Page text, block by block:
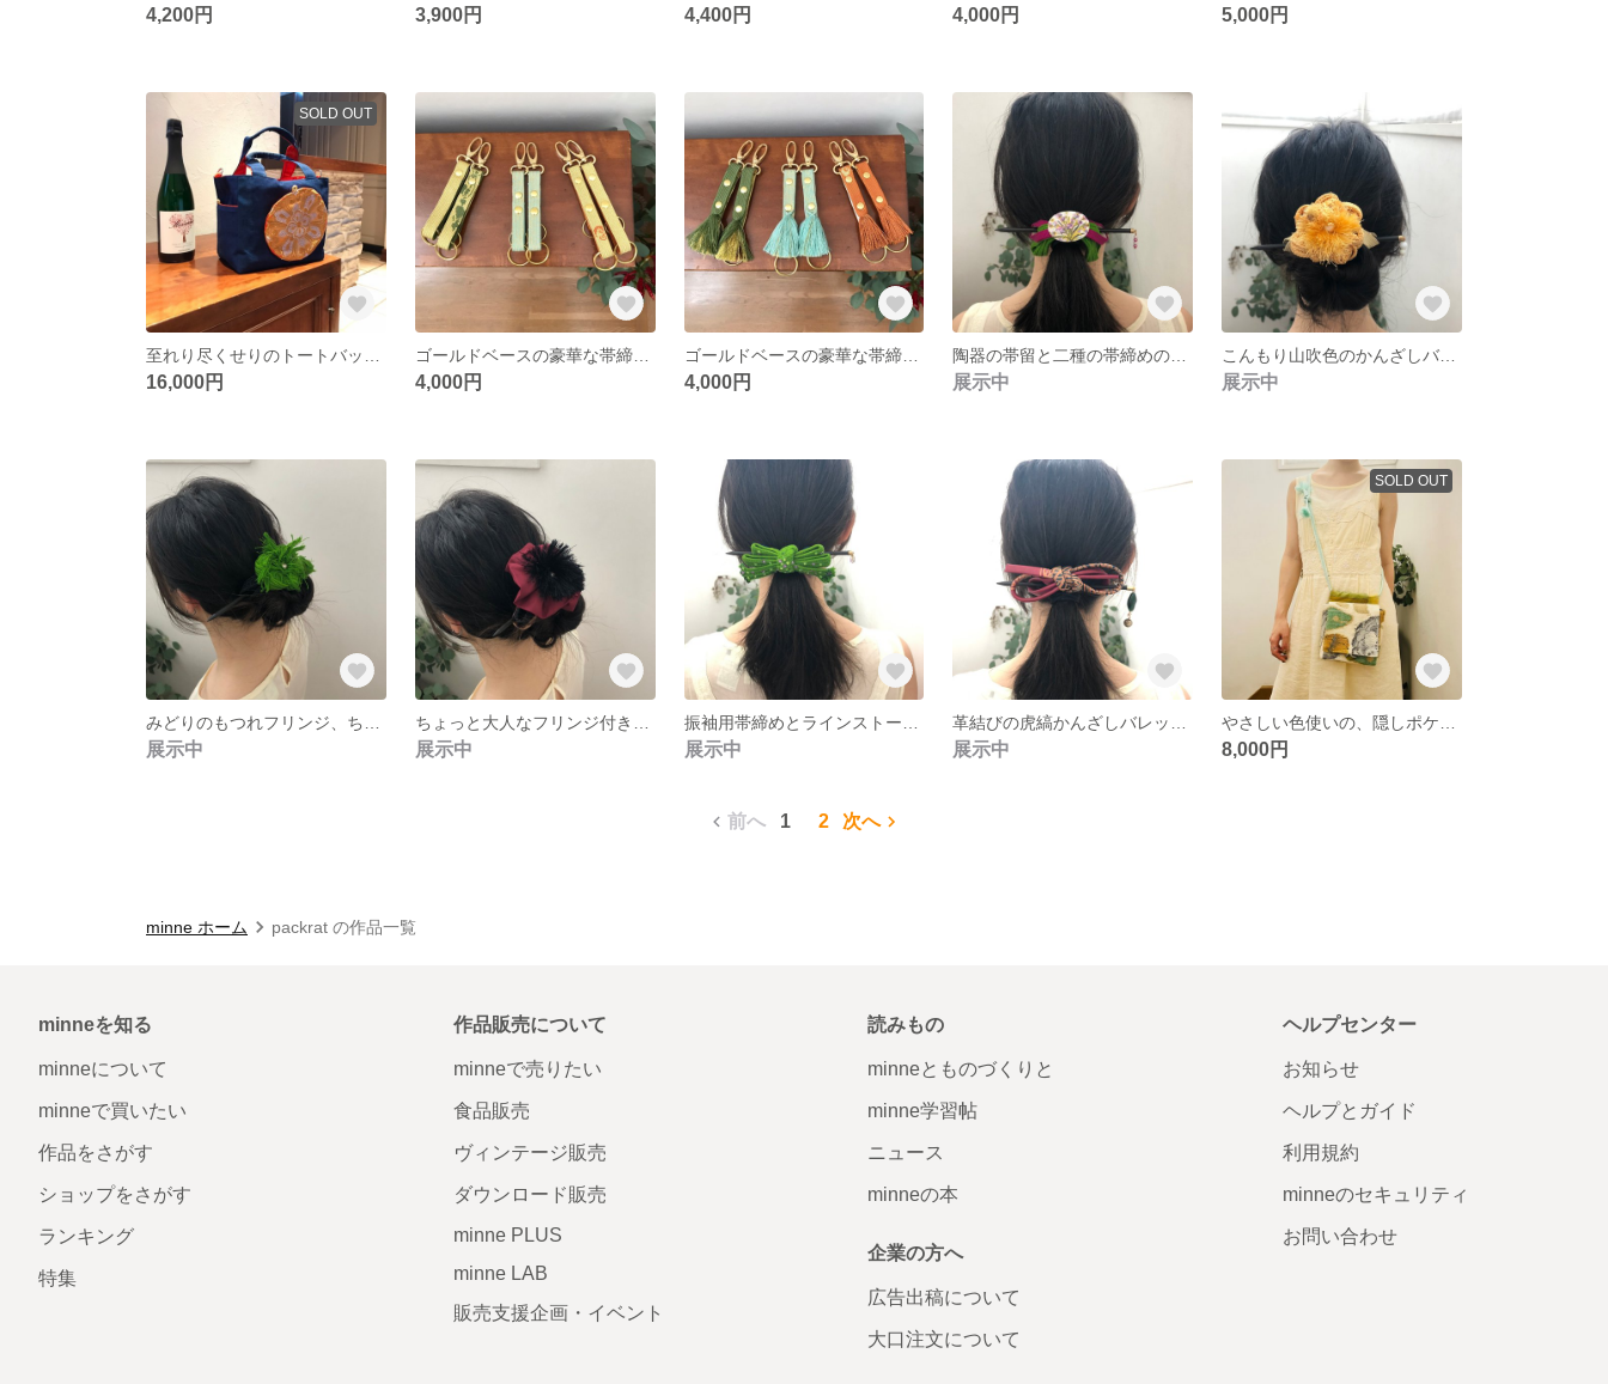
4,200円 3,900円 4,400円 4,000円 5,000円
SOLD OUT
16,000円
ゴールドベースの豪華な帯締め＊キーリング２個セット（房なし）ペアで プレゼントに
4,000円
ゴールドベースの豪華な帯締めのキーリング２個セット（房あり）ペアで プレゼントに
4,000円 展示中
こんもり山吹色のかんざしバレッタ、フリンジとベップ付き
展示中
展示中 展示中 展示中 展示中
SOLD OUT
8,000円
前へ 1 2 次へ
minne ホーム packrat の作品一覧
minneを知る
minneについて
minneで買いたい
作品をさがす
ショップをさがす
ランキング
特集
作品販売について
minneで売りたい
食品販売
ヴィンテージ販売
ダウンロード販売
minne PLUS
minne LAB
販売支援企画・イベント
読みもの
minneとものづくりと
minne学習帖
ニュース
minneの本
企業の方へ
広告出稿について
大口注文について
ヘルプセンター
お知らせ
ヘルプとガイド
利用規約
minneのセキュリティ
お問い合わせ